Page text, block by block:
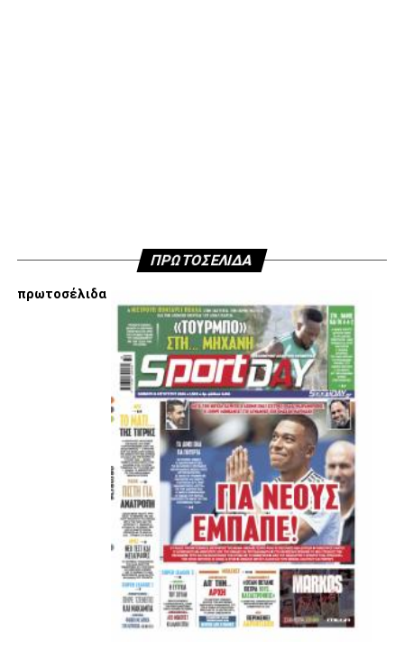
Εμείς είμαστε μόνο Π.Α.Ο.Κ.
Μόνο τα 4 γράμματα έχουν σημασία για εμάς και
ΚΑΝΕΝΑΣ δεν είναι πάνω απο αυτά τα ιερά γράμματα.
ADVERTISEMENT
ΑΜΠΑΛΑΕΑ, ΜΑΚΕΔΟΝΕΣ, ΤΟΥΜΠΑ, #031#
ΠΡΩΤΟΣΕΛΙΔΑ
πρωτοσέλιδα